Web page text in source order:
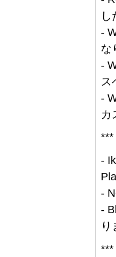
-
な
-
ス
-
カ
***
-
-
-
り
***